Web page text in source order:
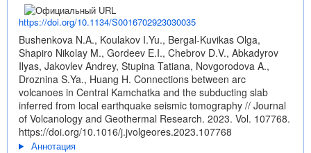
https://doi.org/10.1134/S0016702923030035
Bushenkova N.A., Koulakov I.Yu., Bergal-Kuvikas Olga,
Shapiro Nikolay M., Gordeev E.I., Chebrov D.V., Abkadyrov
Ilyas, Jakovlev Andrey, Stupina Tatiana, Novgorodova A.,
Droznina S.Ya., Huang H. Connections between arc
volcanoes in Central Kamchatka and the subducting slab
inferred from local earthquake seismic tomography // Journal
of Volcanology and Geothermal Research. 2023. Vol. 107768.
https://doi.org/10.1016/j.jvolgeores.2023.107768
Аннотация